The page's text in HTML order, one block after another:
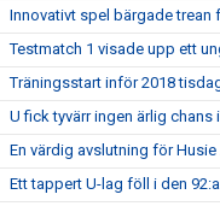
Innovativt spel bärgade trean
Testmatch 1 visade upp ett
Träningsstart inför 2018
U fick tyvärr ingen ärlig chans
En värdig avslutning för Husie
Ett tappert U-lag föll i den